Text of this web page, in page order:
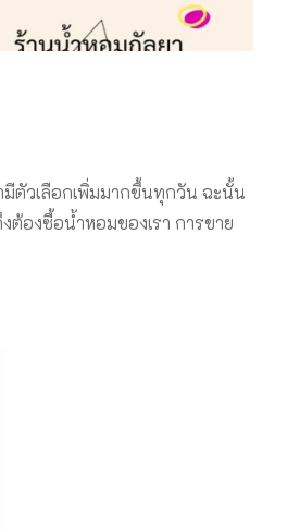
ตัวเลือกเพิ่มมากขึ้นทุกวัน ฉะนั้น
ต้องซื้อน้ำหอมของเรา การขาย